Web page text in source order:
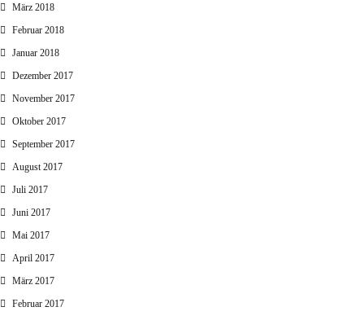
März 2018
Februar 2018
Januar 2018
Dezember 2017
November 2017
Oktober 2017
September 2017
August 2017
Juli 2017
Juni 2017
Mai 2017
April 2017
März 2017
Februar 2017